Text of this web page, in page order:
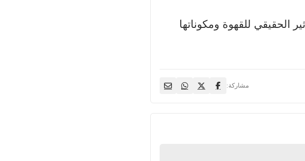
الحقيقي للقهوة ومكوناتها
مشاركة: